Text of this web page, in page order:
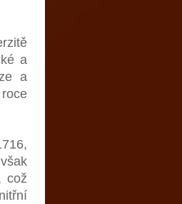
a
a
což